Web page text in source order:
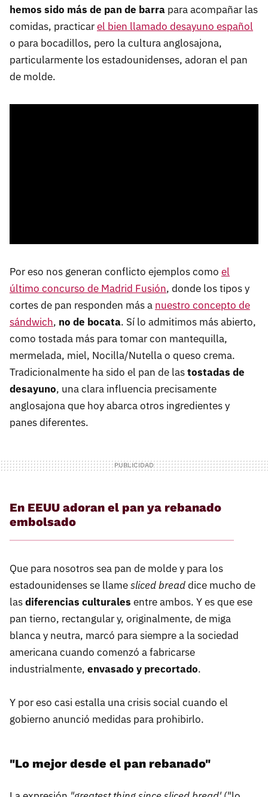
hemos sido más de pan de barra para acompañar las
comidas, practicarel bien llamado desayuno español
o para bocadillos, pero la cultura anglosajona,
particularmente los estadounidenses, adoran el pan
de molde.
Por eso nos generan conflicto ejemplos como el
último concurso de Madrid Fusión, donde los tipos y
cortes de pan responden más a nuestro concepto de
sándwich, no de bocata. Sí lo admitimos más abierto,
como tostada más para tomar con mantequilla,
mermelada, miel, Nocilla/Nutella o queso crema.
Tradicionalmente ha sido el pan de lastostadas de
desayuno, una clara influencia precisamente
anglosajona que hoy abarca otros ingredientes y
panes diferentes.
En EEUU adoran el pan ya rebanado
embolsado
Que para nosotros sea pan de molde y para los
estadounidenses se llamesliced breaddice mucho de
lasdiferencias culturales entre ambos. Y es que ese
pan tierno, rectangular y, originalmente, de miga
blanca y neutra, marcó para siempre a la sociedad
americana cuando comenzó a fabricarse
industrialmente, envasado y precortado.
Y por eso casi estalla una crisis social cuando el
gobierno anunció medidas para prohibirlo.
"Lo mejor desde el pan rebanado"